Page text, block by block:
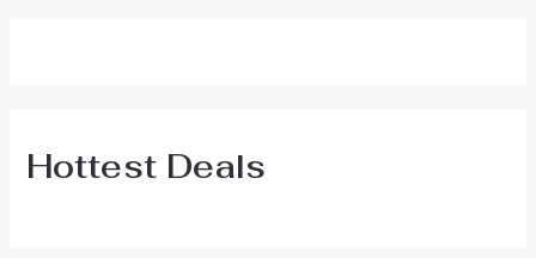
Hottest Deals